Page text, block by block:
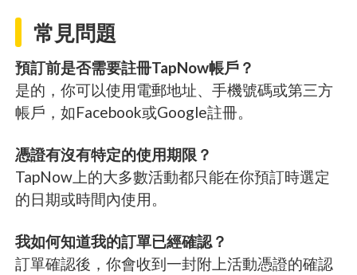
常見問題
預訂前是否需要註冊TapNow帳戶？
是的，你可以使用電郵地址、手機號碼或第三方
帳戶，如Facebook或Google註冊。
憑證有沒有特定的使用期限？
TapNow上的大多數活動都只能在你預訂時選定
的日期或時間內使用。
我如何知道我的訂單已經確認？
訂單確認後，你會收到一封附上活動憑證的確認